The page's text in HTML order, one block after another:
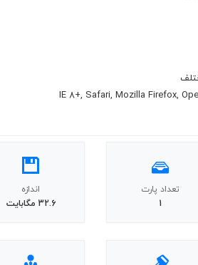
تعداد پارت
1
اندازه
32.6 مگابايت